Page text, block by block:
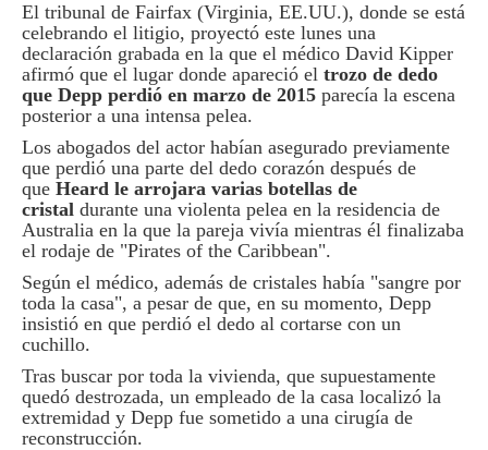
El tribunal de Fairfax (Virginia, EE.UU.), donde se está
celebrando el litigio, proyectó este lunes una
declaración grabada en la que el médico David Kipper
afirmó que el lugar donde apareció el trozo de dedo
que Depp perdió en marzo de 2015 parecía la escena
posterior a una intensa pelea.
Los abogados del actor habían asegurado previamente
que perdió una parte del dedo corazón después de
que Heard le arrojara varias botellas de
cristal durante una violenta pelea en la residencia de
Australia en la que la pareja vivía mientras él finalizaba
el rodaje de "Pirates of the Caribbean".
Según el médico, además de cristales había "sangre por
toda la casa", a pesar de que, en su momento, Depp
insistió en que perdió el dedo al cortarse con un
cuchillo.
Tras buscar por toda la vivienda, que supuestamente
quedó destrozada, un empleado de la casa localizó la
extremidad y Depp fue sometido a una cirugía de
reconstrucción.